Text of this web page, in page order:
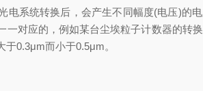
系统转换后，会产生不同幅度(电压)的
对应的，例如某台尘埃粒子计数器的
0.3μm而小于0.5μm。